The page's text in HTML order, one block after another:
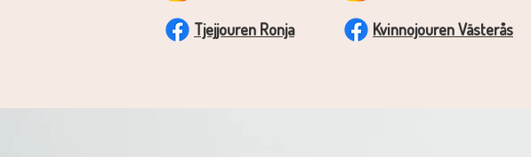
Tjejjouren Ronja Kvinnojouren Västerås